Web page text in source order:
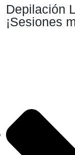
Depilación
¡Sesiones